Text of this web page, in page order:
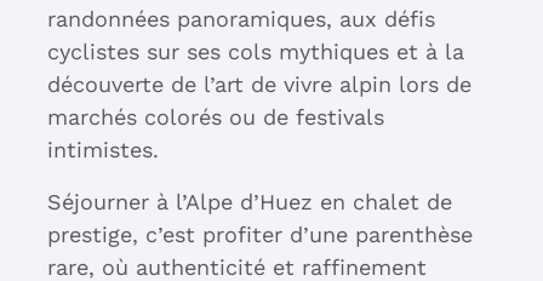
randonnées panoramiques, aux défis
cyclistes sur ses cols mythiques et à la
découverte de l’art de vivre alpin lors de
marchés colorés ou de festivals
intimistes.
Séjourner à l’Alpe d’Huez en chalet de
prestige, c’est profiter d’une parenthèse
rare, où authenticité et raffinement